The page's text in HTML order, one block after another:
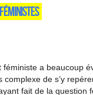
féministe a beaucoup
complexe de s’y
fait de la question